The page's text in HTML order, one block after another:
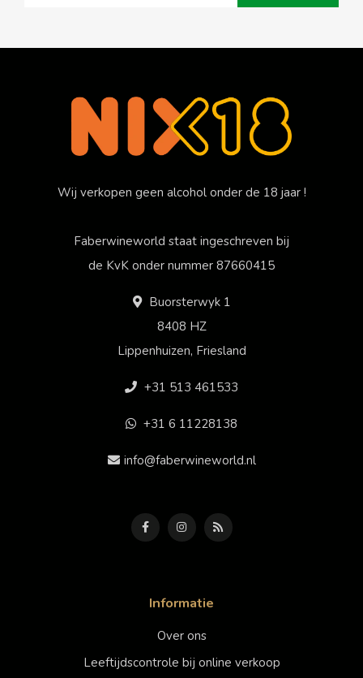
Wij verkopen geen alcohol onder de 18 jaar !
Faberwineworld staat ingeschreven bij
de KvK onder nummer 87660415
Buorsterwyk 1
8408 HZ
Lippenhuizen, Friesland
+31 513 461533
+31 6 11228138
info@faberwineworld.nl
Informatie
Over ons
Leeftijdscontrole bij online verkoop